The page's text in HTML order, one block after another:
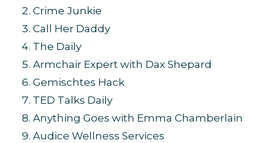
Crime Junkie
Call Her Daddy
The Daily
Armchair Expert with Dax Shepard
Gemischtes Hack
TED Talks Daily
Anything Goes with Emma Chamberlain
Audice Wellness Services